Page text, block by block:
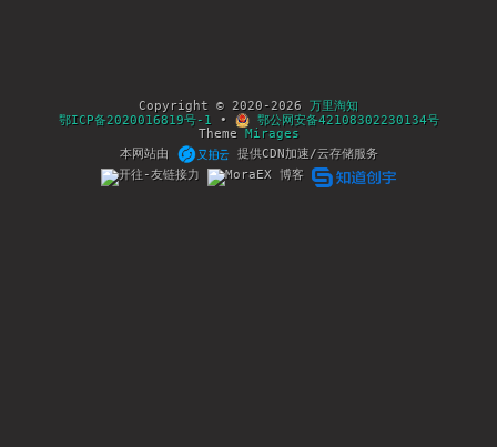
Copyright © 2020-2026 万里淘知
鄂ICP备2020016819号-1 •
鄂公网安备42108302230134号
Theme Mirages
本网站由
提供CDN加速/云存储服务